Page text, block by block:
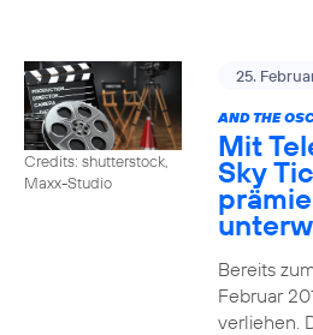
Credits: shutterstock,
Maxx-Studio
25.
AND THE
Mit
Sky
Bereits
Februar
verliehen.